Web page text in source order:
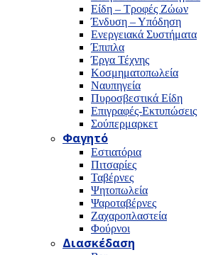
Είδη – Τροφές Ζώων
Ένδυση – Υπόδηση
Ενεργειακά Συστήματα
Έπιπλα
Έργα Τέχνης
Κοσμηματοπωλεία
Ναυπηγεία
Πυροσβεστικά Είδη
Επιγραφές-Εκτυπώσεις
Σούπερμαρκετ
Φαγητό
Εστιατόρια
Πιτσαρίες
Ταβέρνες
Ψητοπωλεία
Ψαροταβέρνες
Ζαχαροπλαστεία
Φούρνοι
Διασκέδαση